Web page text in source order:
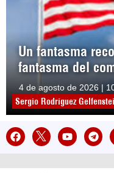
Un fantasma
fantasma del
4 de agosto de 2026 |
Sergio Rodríguez